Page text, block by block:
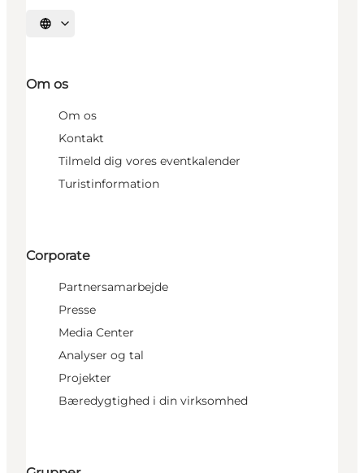
Vælg sprog
Om os
Om os
Kontakt
Tilmeld dig vores eventkalender
Turistinformation
Corporate
Partnersamarbejde
Presse
Media Center
Analyser og tal
Projekter
Bæredygtighed i din virksomhed